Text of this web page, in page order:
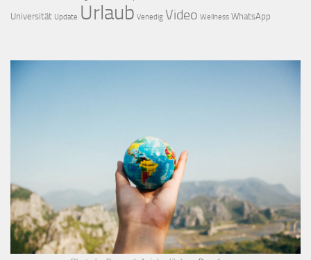
Universität Update Urlaub Venedig Video Wellness WhatsApp